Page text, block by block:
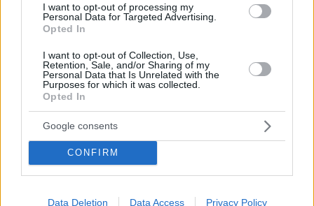
I want to opt-out of processing my
Personal Data for Targeted Advertising.
Opted In
I want to opt-out of Collection, Use,
Retention, Sale, and/or Sharing of my
Personal Data that Is Unrelated with the
Purposes for which it was collected.
Opted In
Google consents
CONFIRM
Data Deletion Data Access Privacy Policy
STYLE & BEAUTY
Η νέα limited edition συλλογή Sweet Affaires της
Kiko Milano είναι εμπνευσμένη από τη σοκολάτα